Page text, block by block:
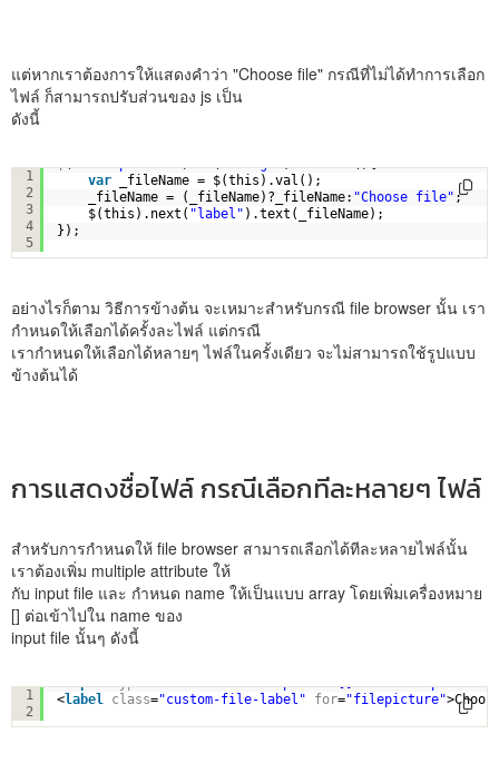
แต่หากเราต้องการให้แสดงคำว่า "Choose file" กรณีที่ไม่ได้ทำการเลือก
ไฟล์ ก็สามารถปรับส่วนของ js เป็น
ดังนี้
1
2
3
4
5
var
_fileName = $(this).val();
_fileName = (_fileName)?_fileName: "Choose file" ;
$(this).next( "label" ).text(_fileName);
});
อย่างไรก็ตาม วิธีการข้างต้น จะเหมาะสำหรับกรณี file browser นั้น เรา
กำหนดให้เลือกได้ครั้งละไฟล์ แต่กรณี
เรากำหนดให้เลือกได้หลายๆ ไฟล์ในครั้งเดียว จะไม่สามารถใช้รูปแบบ
ข้างต้นได้
การแสดงชื่อไฟล์ กรณีเลือกทีละหลายๆ ไฟล์
สำหรับการกำหนดให้ file browser สามารถเลือกได้ทีละหลายไฟล์นั้น
เราต้องเพิ่ม multiple attribute ให้
กับ input file และ กำหนด name ให้เป็นแบบ array โดยเพิ่มเครื่องหมาย
[] ต่อเข้าไปใน name ของ
input file นั้นๆ ดังนี้
1
2
<label class="custom-file-label" for="filepicture"